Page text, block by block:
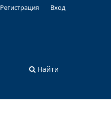
Найти
Регистрация Вход